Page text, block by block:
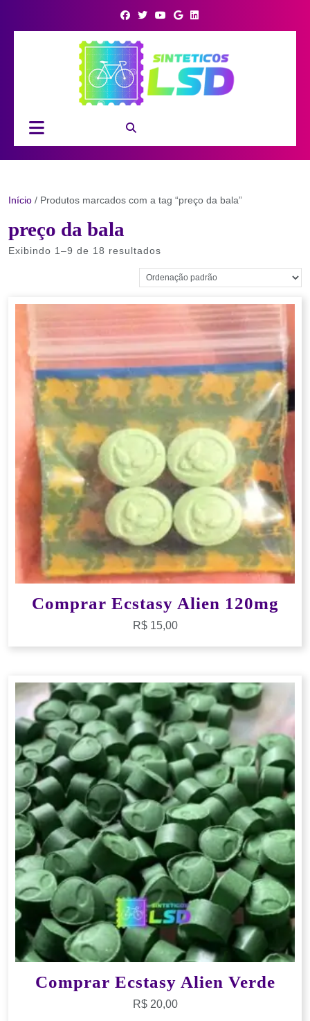
Button
Início / Produtos marcados com a tag “preço da bala”
preço da bala
Exibindo 1–9 de 18 resultados
Comprar Ecstasy Alien 120mg
R$15,00
Comprar Ecstasy Alien Verde
R$20,00